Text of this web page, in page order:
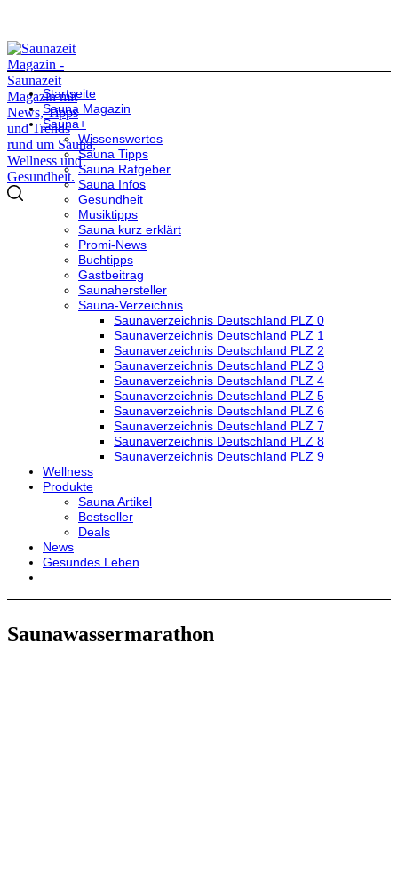
Startseite
Sauna Magazin
Sauna+
Wissenswertes
Sauna Tipps
Sauna Ratgeber
Sauna Infos
Gesundheit
Musiktipps
Sauna kurz erklärt
Promi-News
Buchtipps
Gastbeitrag
Saunahersteller
Sauna-Verzeichnis
Saunaverzeichnis Deutschland PLZ 0
Saunaverzeichnis Deutschland PLZ 1
Saunaverzeichnis Deutschland PLZ 2
Saunaverzeichnis Deutschland PLZ 3
Saunaverzeichnis Deutschland PLZ 4
Saunaverzeichnis Deutschland PLZ 5
Saunaverzeichnis Deutschland PLZ 6
Saunaverzeichnis Deutschland PLZ 7
Saunaverzeichnis Deutschland PLZ 8
Saunaverzeichnis Deutschland PLZ 9
Wellness
Produkte
Sauna Artikel
Bestseller
Deals
News
Gesundes Leben
Saunawassermarathon